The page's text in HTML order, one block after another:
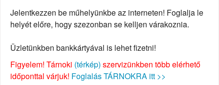
Jelentkezzen be műhelyünkbe az interneten! Foglalja le
helyét előre, hogy szezonban se kelljen várakoznia.
Üzletünkben bankkártyával is lehet fizetni!
Figyelem! Tárnoki (térkép) szervizünkben több elérhető
időponttal várjuk! Foglalás TÁRNOKRA itt >>